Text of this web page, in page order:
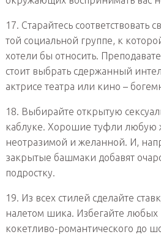
17. Старайтесь
той социальной группе, к
хотели бы относить.
стоит выбрать сдержанный
актрисе театра или кино –
18. Выбирайте открытую
каблуке. Хорошие туфли любую
неотразимой и желанной. И,
закрытые башмаки добавят
подростку.
19. Из всех стилей сделайте
налетом шика. Избегайте любых
кокетливо-романтического до